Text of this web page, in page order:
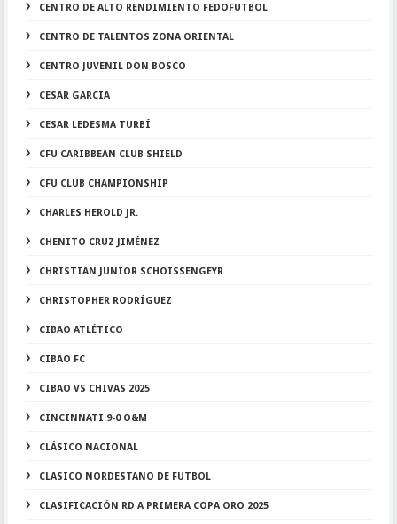
CENTRO DE ALTO RENDIMIENTO FEDOFUTBOL
CENTRO DE TALENTOS ZONA ORIENTAL
CENTRO JUVENIL DON BOSCO
CESAR GARCIA
CESAR LEDESMA TURBÍ
CFU CARIBBEAN CLUB SHIELD
CFU CLUB CHAMPIONSHIP
CHARLES HEROLD JR.
CHENITO CRUZ JIMÉNEZ
CHRISTIAN JUNIOR SCHOISSENGEYR
CHRISTOPHER RODRÍGUEZ
CIBAO ATLÉTICO
CIBAO FC
CIBAO VS CHIVAS 2025
CINCINNATI 9-0 O&M
CLÁSICO NACIONAL
CLASICO NORDESTANO DE FUTBOL
CLASIFICACIÓN RD A PRIMERA COPA ORO 2025